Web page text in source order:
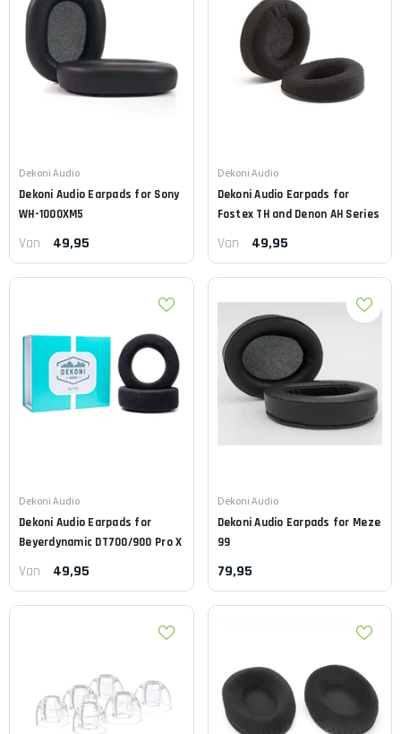
Leverancier:
Dekoni Audio
Dekoni Audio Earpads for Sony
WH-1000XM5
Van 49,95
Leverancier:
Dekoni Audio
Dekoni Audio Earpads for
Fostex TH and Denon AH Series
Van 49,95
Leverancier:
Dekoni Audio
Dekoni Audio Earpads for
Beyerdynamic DT700/900 Pro X
Van 49,95
Leverancier:
Dekoni Audio
Dekoni Audio Earpads for Meze
99
79,95